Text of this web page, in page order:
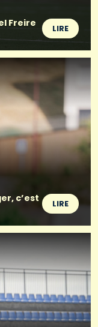
Freire
LIRE
c’est
LIRE